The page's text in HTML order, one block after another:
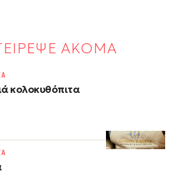
ΑΚΟΜΑ
κολοκυθόπιτα